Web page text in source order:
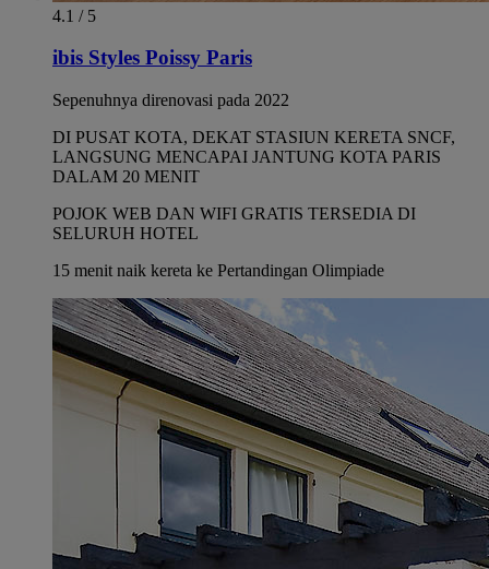
4.1 / 5
ibis Styles Poissy Paris
Sepenuhnya direnovasi pada 2022
DI PUSAT KOTA, DEKAT STASIUN KERETA SNCF,
LANGSUNG MENCAPAI JANTUNG KOTA PARIS
DALAM 20 MENIT
POJOK WEB DAN WIFI GRATIS TERSEDIA DI
SELURUH HOTEL
15 menit naik kereta ke Pertandingan Olimpiade